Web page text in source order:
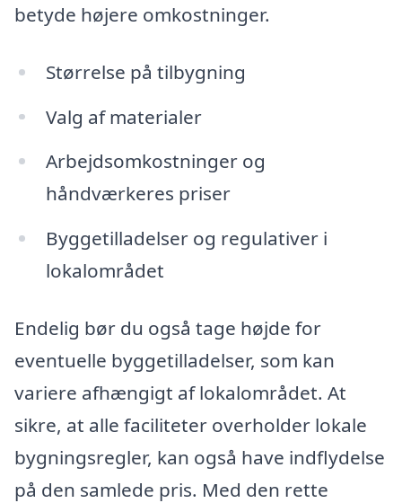
betyde højere omkostninger.
Størrelse på tilbygning
Valg af materialer
Arbejdsomkostninger og
håndværkeres priser
Byggetilladelser og regulativer i
lokalområdet
Endelig bør du også tage højde for
eventuelle byggetilladelser, som kan
variere afhængigt af lokalområdet. At
sikre, at alle faciliteter overholder lokale
bygningsregler, kan også have indflydelse
på den samlede pris. Med den rette